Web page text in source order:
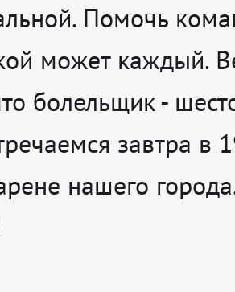
Помочь
может каждый.
болельщик -
завтра в
нашего